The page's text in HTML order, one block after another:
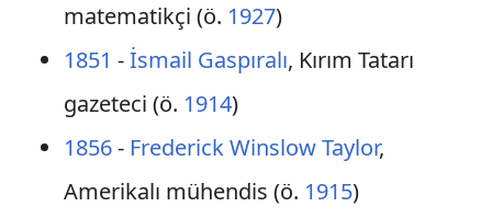
matematikçi (ö. 1927)
1851 -İsmail Gaspıralı, Kırım Tatarı
gazeteci (ö. 1914)
1856- Frederick Winslow Taylor,
Amerikalı mühendis (ö. 1915)